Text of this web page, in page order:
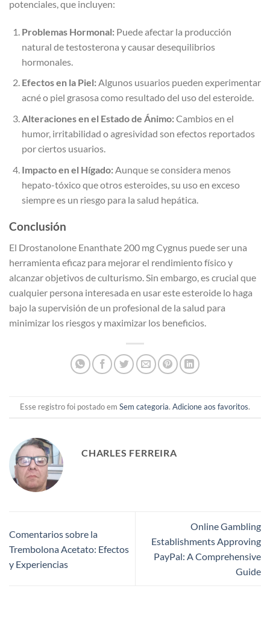
potenciales, que incluyen:
Problemas Hormonal:Puede afectar la producción
natural de testosterona y causar desequilibrios
hormonales.
Efectos en la Piel:Algunos usuarios pueden experimentar
acné o piel grasosa como resultado del uso del esteroide.
Alteraciones en el Estado de Ánimo:Cambios en el
humor, irritabilidad o agresividad son efectos reportados
por ciertos usuarios.
Impacto en el Hígado:Aunque se considera menos
hepato-tóxico que otros esteroides, su uso en exceso
siempre es un riesgo para la salud hepática.
Conclusión
El Drostanolone Enanthate 200 mg Cygnus puede ser una
herramienta eficaz para mejorar el rendimiento físico y
alcanzar objetivos de culturismo. Sin embargo, es crucial que
cualquier persona interesada en usar este esteroide lo haga
bajo la supervisión de un profesional de la salud para
minimizar los riesgos y maximizar los beneficios.
Esse registro foi postado em Sem categoria. Adicione aos favoritos.
CHARLES FERREIRA
Comentarios sobre la
Trembolona Acetato: Efectos
y Experiencias
Online Gambling
Establishments Approving
PayPal: A Comprehensive
Guide